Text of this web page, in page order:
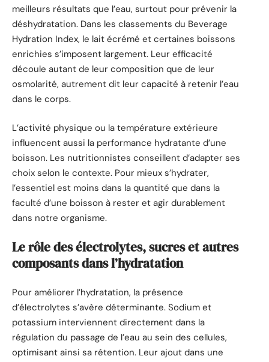
meilleurs résultats que l’eau, surtout pour prévenir la
déshydratation. Dans les classements du Beverage
Hydration Index, le lait écrémé et certaines boissons
enrichies s’imposent largement. Leur efficacité
découle autant de leur composition que de leur
osmolarité, autrement dit leur capacité à retenir l’eau
dans le corps.
L’activité physique ou la température extérieure
influencent aussi la performance hydratante d’une
boisson. Les nutritionnistes conseillent d’adapter ses
choix selon le contexte. Pour mieux s’hydrater,
l’essentiel est moins dans la quantité que dans la
faculté d’une boisson à rester et agir durablement
dans notre organisme.
Le rôle des électrolytes, sucres et autres
composants dans l’hydratation
Pour améliorer l’hydratation, la présence
d’électrolytes s’avère déterminante. Sodium et
potassium interviennent directement dans la
régulation du passage de l’eau au sein des cellules,
optimisant ainsi sa rétention. Leur ajout dans une